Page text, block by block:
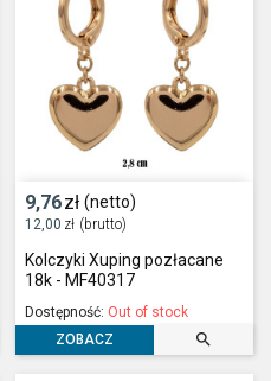
9,76zł (netto)
12,00 zł (brutto)
Kolczyki Xuping pozłacane
18k - MF40317
Dostępność: Out of stock
ZOBACZ
